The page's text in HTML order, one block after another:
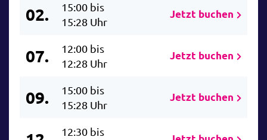
02.
15:00 bis
15:28 Uhr
Jetzt buchen
07.
12:00 bis
12:28 Uhr
Jetzt buchen
09.
15:00 bis
15:28 Uhr
Jetzt buchen
12:30 bis